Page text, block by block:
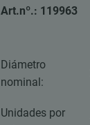
Art.nº.: 119963
Diámetro
nominal:
Unidades por